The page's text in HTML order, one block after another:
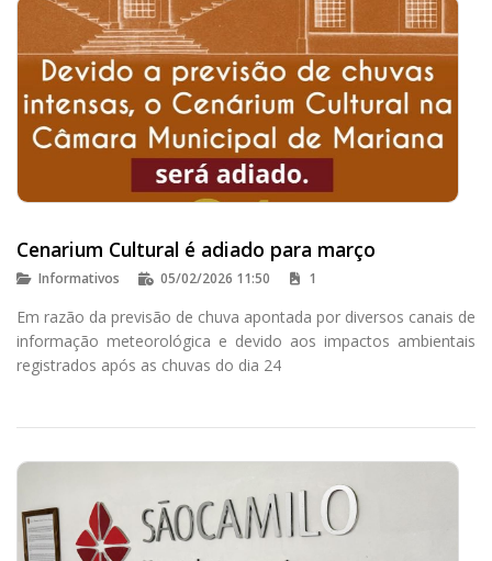
Cenarium Cultural é adiado para março
Informativos 05/02/2026 11:50 1
Em razão da previsão de chuva apontada por diversos canais de
informação meteorológica e devido aos impactos ambientais
registrados após as chuvas do dia 24